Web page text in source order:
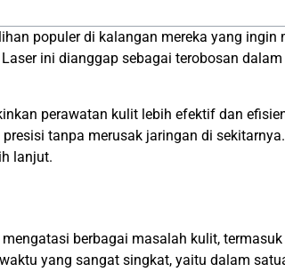
populer di kalangan mereka yang
ini dianggap sebagai terobosan
perawatan kulit lebih efektif dan
tanpa merusak jaringan di
lanjut.
berbagai masalah kulit,
yang sangat singkat, yaitu dalam